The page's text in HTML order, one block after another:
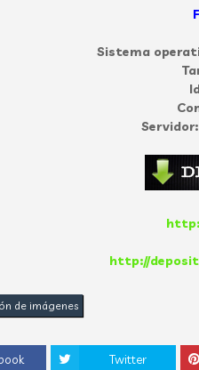
Sistema
Servidor:
http://
de imágenes
Twitter